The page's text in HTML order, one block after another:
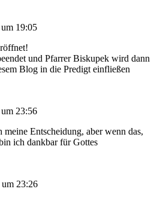
19:05
und Pfarrer Biskupek wird dann
Blog in die Predigt einfließen
23:56
meine Entscheidung, aber wenn das,
ich dankbar für Gottes
23:26